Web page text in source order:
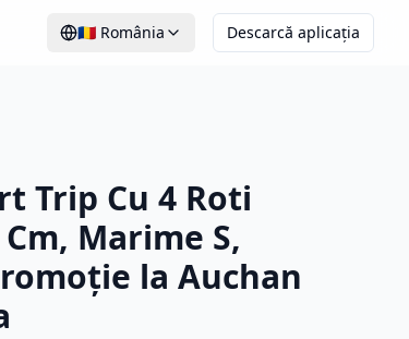
🇷🇴 România Descarcă aplicația
Trip Cu 4 Roti
Marime S,
la Auchan